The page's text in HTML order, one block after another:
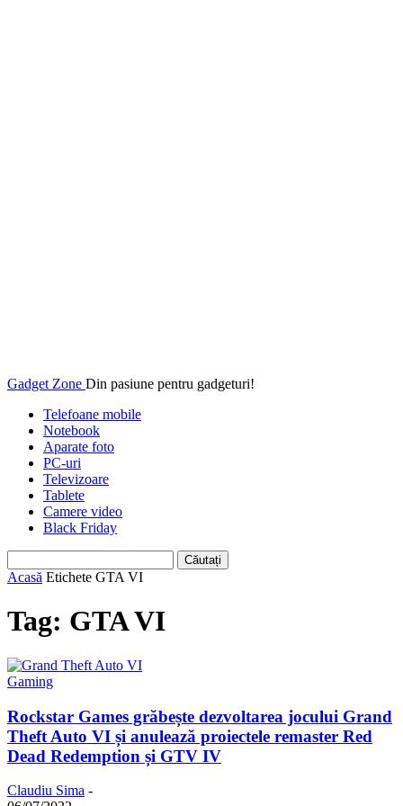
Gadget Zone Din pasiune pentru gadgeturi!
Telefoane mobile
Notebook
Aparate foto
PC-uri
Televizoare
Tablete
Camere video
Black Friday
Acasă Etichete GTA VI
Tag: GTA VI
Gaming
Rockstar Games grăbește dezvoltarea jocului Grand
Theft Auto VI și anulează proiectele remaster Red
Dead Redemption și GTV IV
Claudiu Sima -